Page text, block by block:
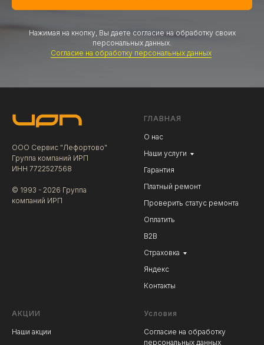
Нажимая на кнопку, Вы даете согласие на обработку своих
персональных данных.
Согласие на обработку персональных данных
ООО Сервис "Лефортово"
Группа компаний ИРП
ИНН 7722527568
© 1993 - 2026 Группа
компаний ИРП
ГЛАВНАЯ
О нас
Наши услуги
Гарантия
Платный ремонт
Проверить статус ремонта
Оплатить
В2В
Страховка
Яндекс
Контакты
АКЦИИ
Наши акции
Условия
Согласие на обработку
персональных данных